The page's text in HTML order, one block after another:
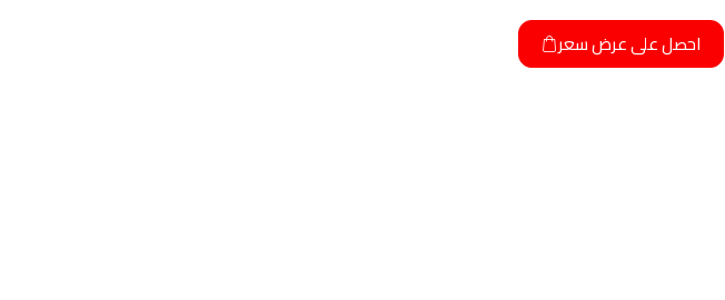
احصل على عرض سعر